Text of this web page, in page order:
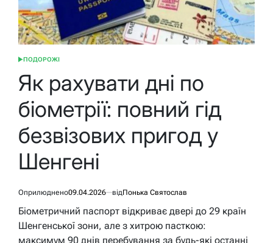
ОПУБЛІКУВАТИ
ПОДОРОЖІ
Як рахувати дні по
біометрії: повний гід
безвізових пригод у
Шенгені
Оприлюднено09.04.2026 відПонька Святослав
Біометричний паспорт відкриває двері до 29 країн
Шенгенської зони, але з хитрою пасткою:
максимум 90 днів перебування за будь-які останні